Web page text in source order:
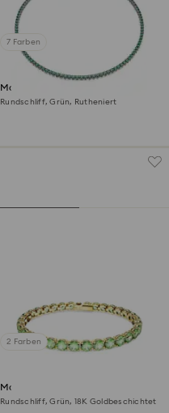
7 Farben
Matrix Tennis Halskette
Rundschliff, Grün, Rutheniert
2 Farben
Matrix Tennis Armband
Rundschliff, Grün, 18K Goldbeschichtet